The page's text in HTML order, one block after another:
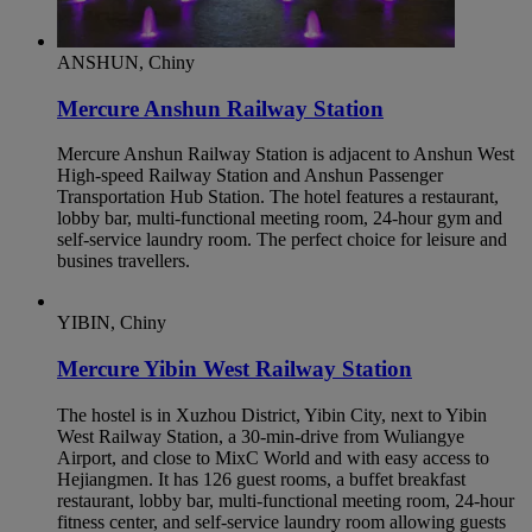
ANSHUN, Chiny
Mercure Anshun Railway Station
Mercure Anshun Railway Station is adjacent to Anshun West
High-speed Railway Station and Anshun Passenger
Transportation Hub Station. The hotel features a restaurant,
lobby bar, multi-functional meeting room, 24-hour gym and
self-service laundry room. The perfect choice for leisure and
busines travellers.
YIBIN, Chiny
Mercure Yibin West Railway Station
The hostel is in Xuzhou District, Yibin City, next to Yibin
West Railway Station, a 30-min-drive from Wuliangye
Airport, and close to MixC World and with easy access to
Hejiangmen. It has 126 guest rooms, a buffet breakfast
restaurant, lobby bar, multi-functional meeting room, 24-hour
fitness center, and self-service laundry room allowing guests